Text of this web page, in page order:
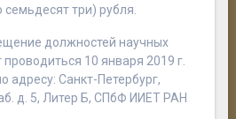
семьдесят три) рубля.
должностей научных
10 января 2019 г.
адресу: Санкт-Петербург,
д. 5, Литер Б, СПбФ ИИЕТ РАН